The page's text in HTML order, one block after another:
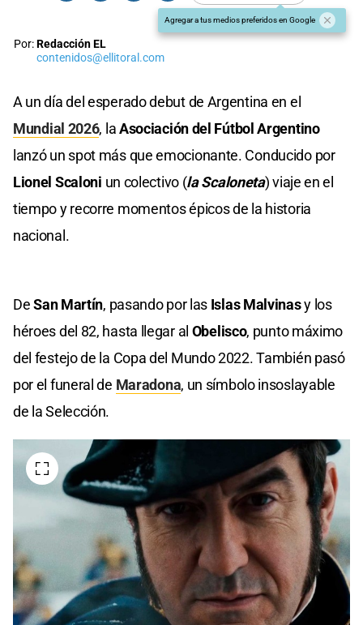
Agregar a tus medios preferidos en Google
Por:Redacción EL
contenidos@ellitoral.com
A un día del esperado debut de Argentina en el
Mundial 2026, laAsociación del Fútbol Argentino
lanzó un spot más que emocionante. Conducido por
Lionel Scaloni un colectivo (la Scaloneta) viaje en el
tiempo y recorre momentos épicos de la historia
nacional.
DeSan Martín, pasando por las Islas Malvinasy los
héroes del 82, hasta llegar al Obelisco, punto máximo
del festejo de la Copa del Mundo 2022. También pasó
por el funeral de Maradona, un símbolo insoslayable
de la Selección.